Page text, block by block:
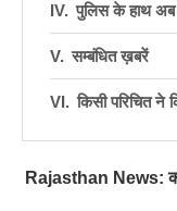
पुलिस के हाथ अब
सम्बंधित ख़बरें
किसी परिचित ने
Rajasthan News: